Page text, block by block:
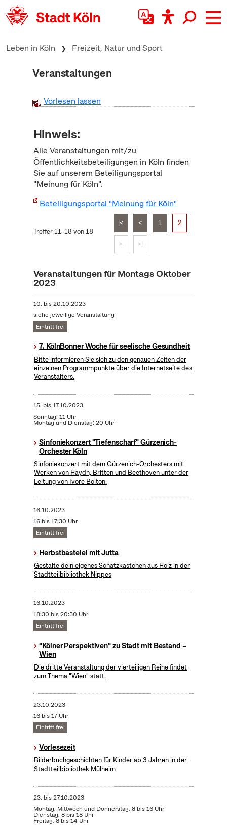
zum Inhalt springen
Leben in Köln Freizeit, Natur und Sport
Veranstaltungen
Vorlesen lassen
Hinweis:
Alle Veranstaltungen mit/zu
Öffentlichkeitsbeteiligungen in Köln finden
Sie auf unserem Beteiligungsportal
"Meinung für Köln".
Beteiligungsportal "Meinung für Köln"
Treffer 11–18 von 18
|< < 1 2
> >|
Veranstaltungen für Montags Oktober
2023
10. bis20.10.2023
siehe jeweilige Veranstaltung
Eintritt frei
7. KölnBonner Woche für seelische Gesundheit
Bitte informieren Sie sich zu den genauen Zeiten der
einzelnen Programmpunkte über die Internetseite des
Veranstalters.
15. bis17.10.2023
Sonntag: 11 Uhr
Montag und Dienstag: 20 Uhr
Sinfoniekonzert "Tiefenscharf" Gürzenich-
Orchester Köln
Sinfoniekonzert mit dem Gürzenich-Orchesters mit
Werken von Haydn, Britten und Beethoven unter der
Leitung von Ivore Bolton.
16.10.2023
16 bis 17:30 Uhr
Eintritt frei
Herbstbastelei mit Jutta
Gestalte dein eigenes Schatzkästchen aus Holz in der
Stadtteilbibliothek Nippes
16.10.2023
18:30 bis 20:30 Uhr
Eintritt frei
"Kölner Perspektiven" zu Stadt mit Bestand –
Wien
Die dritte Veranstaltung der vierteiligen Reihe findet
zum Thema "Wien" statt.
23.10.2023
16 bis 17 Uhr
Eintritt frei
Vorlesezeit
Bilderbuchgeschichten für Kinder ab 3 Jahren in der
Stadtteilbibliothek Mülheim
23. bis27.10.2023
Montag, Mittwoch und Donnerstag, 8 bis 16 Uhr
Dienstag, 8 bis 18 Uhr
Freitag, 8 bis 14 Uhr